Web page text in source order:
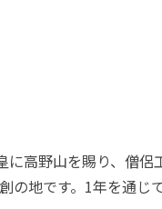
高野山を賜り、僧
の地です。1年を通じ